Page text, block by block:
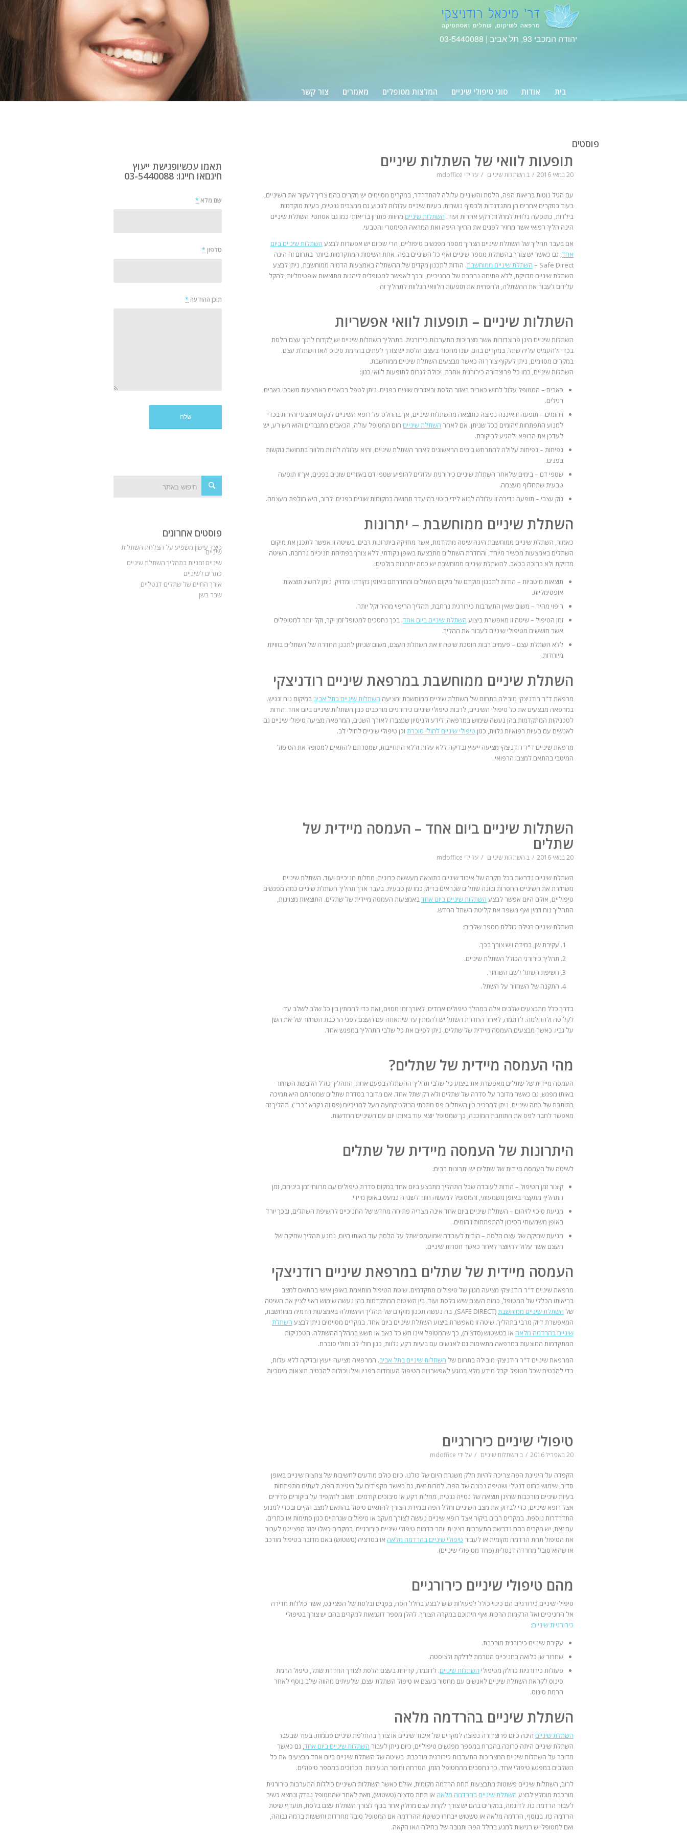
יהודה המכבי 93, תל אביב | 03-5440088
בית אודות סוגי טיפולי שיניים המלצות מטופלים מאמרים צור קשר
פוסטים
תופעות לוואי של השתלות שיניים
20 במאי 2016 / ב השתלות שיניים / על ידי mdoffice
עם הגיל נוטות בריאות הפה, הלסת והשיניים עלולה להתדרדר, במקרים מסוימים יש מקרים בהם צריך לעקור את השיניים,
בעוד במקרים אחרים הן מתנדנדות ולבסוף נושרות. בעיות שיניים עלולות לנבוע גם ממצבים גנטיים, בעיות מוקדמות
בילדות, כתופעה נלווית למחלות רקע אחרות ועוד. השתלות שיניים מהוות פתרון בריאותי כמו גם אסתטי. השתלת שיניים
הינה הליך רפואי אשר מחזיר לפנים את החיוך היפה ואת המראה הסימטרי והטבעי.
אם בעבר תהליך של השתלת שיניים הצריך מספר מפגשים טיפוליים, הרי שכיום יש אפשרות לבצע השתלות שיניים ביום
אחד, גם כאשר יש צורך בהשתלת מספר שיניים ואף כל השיניים בפה. אחת השיטות המתקדמות ביותר בתחום זה הינה
Safe Direct –
השתלת שיניים ממוחשבת. הודות לתכנון מקדים של ההשתלה באמצעות הדמיה ממוחשבת, ניתן לבצע
השתלת שיניים מדויקת, ללא פתיחה נרחבת של החניכיים, ובכך לאפשר למטופלים ליהנות מתוצאות אופטימליות, להקל
עליהם לעבור את ההשתלה, ולהפחית את תופעות הלוואי הנלוות לתהליך זה.
השתלות שיניים – תופעות לוואי אפשריות
השתלות שיניים הינן פרוצדורות אשר מצריכות התערבות כירורגית. בתהליך השתלות שיניים יש לקדוח לתוך עצם הלסת
בכדי ולהעמיס עליה שתל. במקרים בהם ישנו מחסור בעצם הלסת יש צורך לעתים בהרמת סינוס ו/או השתלת עצם.
במקרים מסוימים, ניתן לעקוף צורך זה כאשר מבצעים השתלת שיניים ממוחשבת.
השתלות שיניים, כמו כל פרוצדורה כירורגית אחרת, יכולה לגרום לתופעות לוואי כגון:
כאבים – המטופל עלול לחוש כאבים באזור הלסת ובאזורים שונים בפנים. ניתן לטפל בכאבים באמצעות משככי כאבים
רגילים.
זיהומים – תופעה זו איננה נפוצה כתוצאה מהשתלות שיניים, אך בהחלט על רופא השיניים לנקוט אמצעי זהירות בכדי
למנוע התפתחות זיהומים ככל שניתן. אם לאחר השתלת שיניים חום המטופל עולה, הכאבים מתגברים והוא חש רע, יש
לעדכן את הרופא ולהגיע לביקורת.
נפיחות – נפיחות עלולה להתרחש בימים הראשונים לאחר השתלת שיניים, והיא עלולה להיות מלווה בתחושת נוקשות
בפנים.
שטפי דם – בימים שלאחר השתלת שיניים כירורגית עלולים להופיע שטפי דם באזורים שונים בפנים, אך זו תופעה
טבעית שתחלוף מעצמה.
נזק עצבי – תופעה נדירה זו עלולה לבוא לידי ביטוי בהיעדר תחושה במקומות שונים בפנים. לרוב, היא חולפת מעצמה.
השתלת שיניים ממוחשבת – יתרונות
כאמור, השתלת שיניים ממוחשבת הינה שיטה מתקדמת, אשר מחזיקה ביתרונות רבים. בשיטה זו אפשר לתכנן את מיקום
השתלים באמצעות מכשיר מיוחד, והחדרת השתלים מתבצעת באופן נקודתי, ללא צורך בפתיחת חניכיים נרחבת. השיטה
מדויקת ולא כרוכה בכאב. להשתלת שיניים ממוחשבת יש כמה יתרונות בולטים:
תוצאות מיטביות – הודות לתכנון מוקדם של מיקום השתלים והחדרתם באופן נקודתי ומדויק, ניתן להשיג תוצאות
אופטימליות.
ריפוי מהיר – משום שאין התערבות כירורגית נרחבת, תהליך הריפוי מהיר וקל יותר.
זמן הטיפול – שיטה זו מאפשרת ביצוע השתלת שיניים ביום אחד. בכך נחסכים למטופל זמן יקר, וקל יותר למטופלים
אשר חוששים מטיפולי שיניים לעבור את ההליך.
ללא השתלת עצם – פעמים רבות חוסכת שיטה זו את השתלת העצם, משום שניתן לתכנן החדרה של השתלים בזוויות
מיוחדות.
השתלת שיניים ממוחשבת במרפאת שיניים רודניצקי
מרפאת ד"ר רודניצקי מובילה בתחום של השתלת שיניים ממוחשבת ומציעה השתלות שיניים בתל אביב במיקום נוח ונגיש.
במרפאה מבצעים את כל טיפולי השיניים, לרבות טיפולי שיניים כירורגיים מורכבים כגון השתלות שיניים ביום אחד. הודות
לטכניקות המתקדמות בהן נעשה שימוש במרפאה, לידע ולניסיון שנצברו לאורך השנים, המרפאה מציעה טיפולי שיניים גם
לאנשים עם בעיות רפואיות נלוות, כגון טיפולי שיניים לחולי סוכרת וכן טיפולי שיניים לחולי לב.
מרפאת שיניים ד"ר רודניצקי מציעה ייעוץ ובדיקה ללא עלות וללא התחייבות, שמטרתם להתאים למטופל את הטיפול
המיטבי בהתאם למצבו הרפואי.
השתלות שיניים ביום אחד – העמסה מיידית של
שתלים
20 במאי 2016 / ב השתלות שיניים / על ידי mdoffice
השתלת שיניים נדרשת בכל מקרה של איבוד שיניים כתוצאה מעששת כרונית, מחלות חניכיים ועוד. השתלת שיניים
משחזרת את השיניים החסרות ובונה שתלים שנראים בדיוק כמו שן טבעית. בעבר ארך תהליך השתלת שיניים כמה מפגשים
טיפוליים, אולם היום אפשר לבצע השתלות שיניים ביום אחדבאמצעות העמסה מיידית של שתלים. התוצאות מצוינות,
התהליך נוח וזמין ואף משפר את קליטת השתל החדש.
השתלת שיניים רגילה כוללת מספר שלבים:
עקירת שן, במידה ויש צורך בכך.
תהליך כירורגי הכולל השתלת שיניים.
חשיפת השתל לשם השחזור.
התקנה של השחזור על השתל.
בדרך כלל מתבצעים שלבים אלה במהלך טיפולים אחדים, לאורך זמן מסוים, זאת כדי להמתין בין כל שלב לשלב עד
לקליטה ולהחלמה. לדוגמה, לאחר החדרת השתל יש להמתין עד שיתאחה עם העצם לפני הרכבת השחזור של את השן
על גביו. כאשר מבצעים העמסה מיידית של שתלים, ניתן לסיים את כל שלבי התהליך במפגש אחד.
מהי העמסה מיידית של שתלים?
העמסה מיידית של שתלים מאפשרת את ביצוע כל שלבי תהליך ההשתלה בפעם אחת. התהליך כולל הלבשת השחזור
באותו מפגש, גם כאשר מדובר על סדרה של שתלים ולא רק שתל אחד. אם מדובר בסדרת שתלים שמטרתם היא תמיכה
בתותבת של כמה שיניים, ניתן להרכיב בין השתלים פס מתכתי הבולט קמעה מעל לחניכיים (פס זה נקרא "בר"). תהליך זה
מאפשר לחבר לפס את התותבת המוכנה, כך שמטופל יוצא עוד באותו יום עם השיניים החדשות.
היתרונות של העמסה מיידית של שתלים
לשיטה של העמסה מיידית של שתלים יש יתרונות רבים:
קיצור זמן הטיפול – הודות לעובדה שכל התהליך מתבצע ביום אחד במקום סדרת טיפולים עם מרווחי זמן ביניהם, זמן
התהליך מתקצר באופן משמעותי, והמטופל למעשה חוזר לשגרה כמעט באופן מיידי.
מניעת סיכוי לזיהום – השתלת שיניים ביום אחד אינה מצריה פתיחה מחדש של החניכיים לחשיפת השתלים, ובכך יורד
באופן משמעותי הסיכון להתפתחות זיהומים.
מניעת שחיקה של עצם הלסת – הודות לעובדה שמועמס שתל על הלסת עוד באותו היום, נמנע תהליך שחיקה של
העצם אשר עלול להיווצר לאחר כאשר חסרות שיניים.
העמסה מיידית של שתלים במרפאת שיניים רודניצקי
מרפאת שיניים ד"ר רודניצקי מציעה מגוון של טיפולים מתקדמים. שיטת הטיפול מותאמת באופן אישי בהתאם למצב
בריאותו הכללי של המטופל, כמות העצם שיש בלסת ועוד. בין השיטות המתקדמות בהן נעשה שימוש ראוי לציין את השיטה
של השתלת שיניים ממוחשבת
(SAFE DIRECT), בה נעשה תכנון מוקדם של תהליך ההשתלה באמצעות הדמיה ממוחשבת,
המאפשרת דיוק מרבי בתהליך. שיטה זו מאפשרת ביצוע השתלת שיניים ביום אחד. במקרים מסוימים ניתן לבצע השתלת
שיניים בהרדמה מלאה או בטשטוש (סדציה), כך שהמטופל אינו חש כל כאב או חשש במהלך ההשתלה. הטכניקות
המתקדמות המוצעות במרפאה מתאימות גם לאנשים עם בעיות רקע נלוות, כגון חולי לב וחולי סוכרת.
המרפאת שיניים ד"ר רודניצקי מובילה בתחום של השתלות שיניים בתל אביב. המרפאה מציעה ייעוץ ובדיקה ללא עלות,
כדי להבטיח שכל מטופל יקבל מידע מלא בנוגע לאפשרויות הטיפול העומדות בפניו ואלו יכולות להבטיח תוצאות מיטביות.
טיפולי שיניים כירורגיים
20 באפריל 2016 / ב השתלות שיניים / על ידי mdoffice
הקפדה על היגיינת הפה צריכה להיות חלק משגרת היום של כולנו. כיום כולם מודעים לחשיבות של צחצוח שיניים באופן
סדיר, שימוש בחוט דנטלי ושטיפה נכונה של הפה. למרות זאת, גם כאשר מקפידים על היגיינת הפה, לעתים מתפתחות
בעיות שיניים מורכבות שהינן תוצאה של נטייה גנטית, מחלות רקע או סיבוכים קודמים. חשוב להקפיד על ביקורים סדירים
אצל רופא שיניים, כדי לבדוק את מצב השיניים וחלל הפה ובמידת הצורך להתאים טיפול בהתאם למצב הקיים ובכדי למנוע
התדרדרות נוספת. במקרים רבים ביקור אצל רופא שיניים נעשה לצורך מעקב או טיפולים שגרתיים כגון סתימות או כתרים.
עם זאת, יש מקרים בהם נדרשת התערבות רצינית יותר בדמות טיפולי שיניים כירורגיים. במקרים כאלו יכול הפציינט לעבור
את הטיפול תחת הרדמה מקומית או לעבור טיפולי שיניים בהרדמה מלאה או בסדציה (טשטוש) באם מדובר בטיפול מורכב
או שהוא סובל מחרדה דנטלית (פחד מטיפולי שיניים).
מהם טיפולי שיניים כירורגיים
טיפולי שיניים כירורגיים הם כינוי כולל לפעולות שיש לבצע בחלל הפה, בַּפָּנים ובלסת של הפציינט, אשר כוללות חדירה
אל החניכיים ואל הרקמות הרכות ואף חיתוכם במקרה הצורך. להלן מספר דוגמאות למקרים בהם יש צורך בטיפולי
כירורגיית שיניים:
עקירת שיניים כירורגית מורכבת.
שחרור שן כלואה בחניכיים הגורמת לדלקת ולציסטה.
פעולות כירורגיות כחלק מטיפולי השתלות שיניים. לדוגמה, קדיחת בעצם הלסת לצורך החדרת שתל, טיפול הרמת
סינוס לקראת השתלת שיניים לאנשים עם מחסור בעצם או טיפול השתלת עצם, שלעיתים מהווה שלב נוסף לאחר
הרמת סינוס.
השתלת שיניים בהרדמה מלאה
השתלת שיניים הינה כיום פרוצדורה נפוצה למקרים של איבוד שיניים או צורך בהחלפת שיניים פגומות. בעוד שבעבר
השתלת שיניים היתה כרוכה בהכרח במספר מפגשים טיפוליים, כיום ניתן לעבור השתלות שיניים ביום אחד, גם כאשר
מדובר על השתלות שיניים המצריכות התערבות כירורגית מורכבת. בשיטה של השתלת שיניים ביום אחד מבצעים את כל
השלבים במפגש טיפולי אחד. כך נחסכים מהמטופל הזמן, הטרחה וחוסר הנעימות הכרוכים במספר טיפולים.
לרוב, השתלות שיניים פשוטות מתבצעות תחת הרדמה מקומית, אולם כאשר השתלות השיניים כוללות התערבות כירורגית
מורכבת מומלץ לבצע השתלת שיניים בהרדמה מלאה או תחת סדציה (טשטוש), וזאת לאחר שהמטופל נבדק ונמצא כשיר
לעבור הרדמה כזו. לדוגמה, במקרים בהם יש צורך לקחת עצם מחלק אחר בגוף לצורך השתלת עצם בלסת, תועדף שיטת
הרדמה כזו. בנוסף, הרדמה מלאה או טשטוש ייבחרו כשיטת ההרדמה אם המטופל סובל מחרדות וחששות ברמה גבוהה,
ואם למטופל יש רגישות למגע בחלל הפה ותגובה של בחילה ו/או הקאה.
תאמו עכשיופגישת ייעוץ
חינםאו חייגו: 03-5440088
שם מלא *
טלפון *
תוכן ההודעה *
פוסטים אחרונים
כיצד עישון משפיע על הצלחת השתלות
שיניים
שיניים זמניות בתהליך השתלת שיניים
כתרים לשיניים
אורך החיים של שתלים דנטליים
שבר בשן